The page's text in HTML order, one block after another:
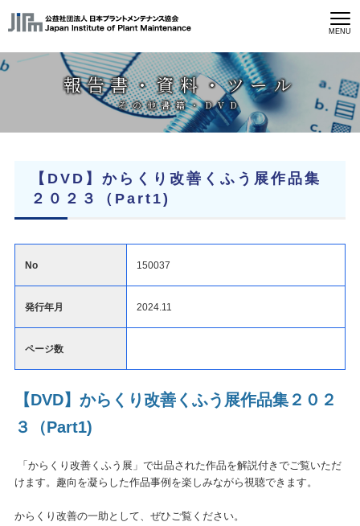
MENU
報告書・資料・ツール
その他書籍・DVD
【DVD】からくり改善くふう展作品集
２０２３（Part1)
No 150037
発行年月 2024.11
ページ数
【DVD】からくり改善くふう展作品集２０２
３
（Part1)
「からくり改善くふう展」で出品された作品を解説付きでご覧いただ
けます。趣向を凝らした作品事例を楽しみながら視聴できます。
からくり改善の一助として、ぜひご覧ください。